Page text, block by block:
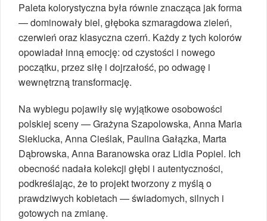
Paleta kolorystyczna była równie znacząca jak forma
— dominowały biel, głęboka szmaragdowa zieleń,
czerwień oraz klasyczna czerń. Każdy z tych kolorów
opowiadał inną emocję: od czystości i nowego
początku, przez siłę i dojrzałość, po odwagę i
wewnętrzną transformację.
Na wybiegu pojawiły się wyjątkowe osobowości
polskiej sceny — Grażyna Szapolowska, Anna Maria
Sieklucka, Anna Cieślak, Paulina Gałązka, Marta
Dąbrowska, Anna Baranowska oraz Lidia Popiel. Ich
obecność nadała kolekcji głębi i autentyczności,
podkreślając, że to projekt tworzony z myślą o
prawdziwych kobietach — świadomych, silnych i
gotowych na zmianę.